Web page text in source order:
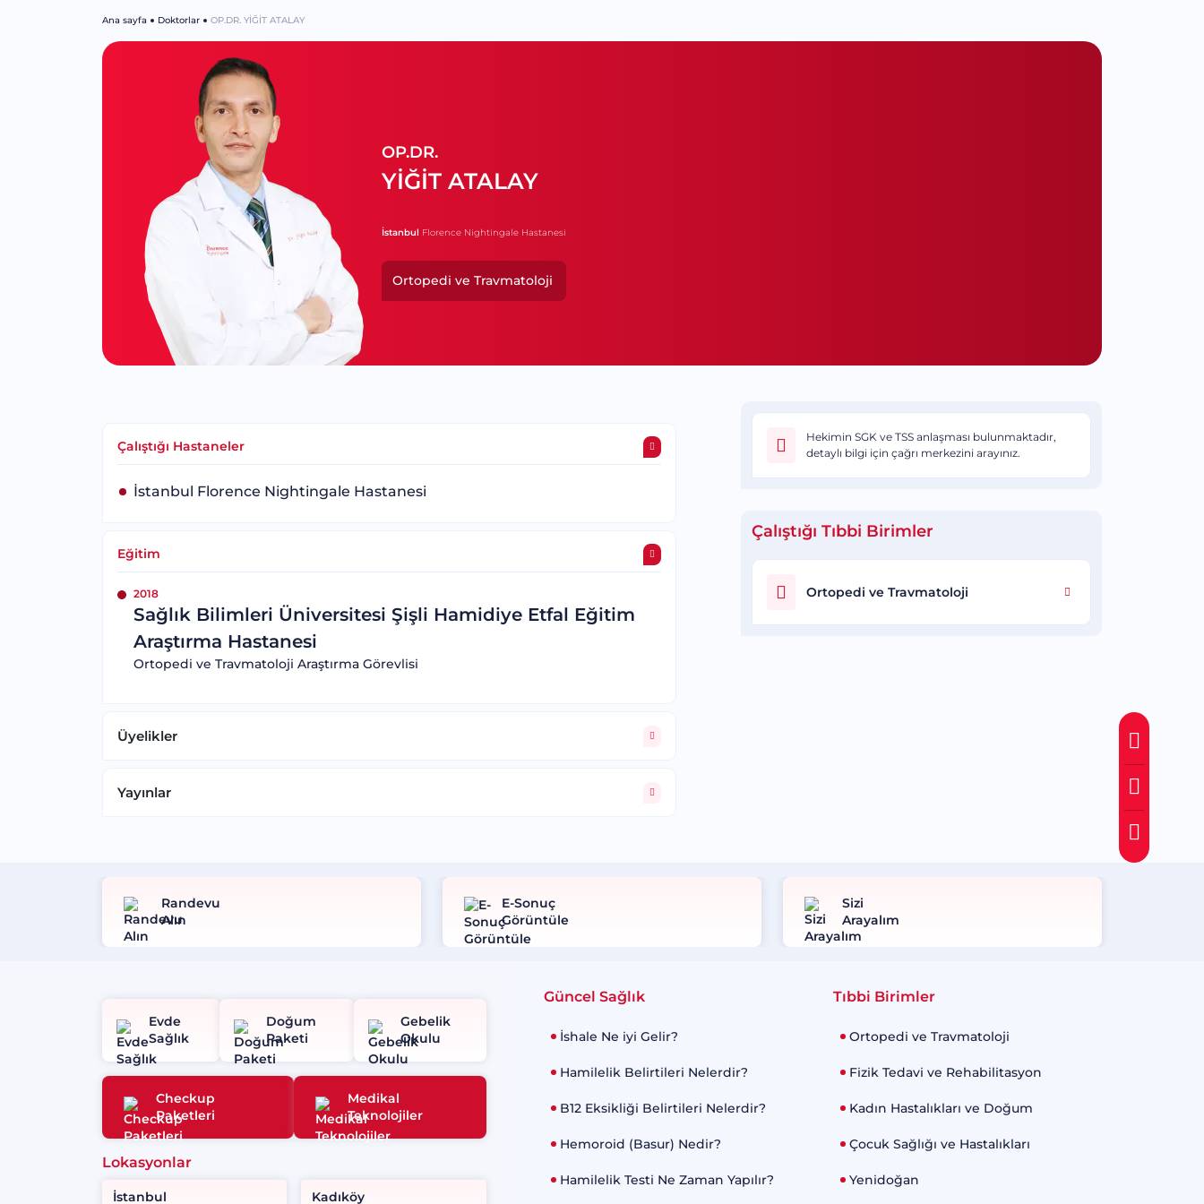
Ana sayfa Doktorlar OP.DR. YİĞİT ATALAY
OP.DR.
YİĞİT ATALAY
İstanbul Florence Nightingale Hastanesi
Ortopedi ve Travmatoloji
Çalıştığı Hastaneler
İstanbul Florence Nightingale Hastanesi
Eğitim
2018
Sağlık Bilimleri Üniversitesi Şişli Hamidiye Etfal Eğitim
Araştırma Hastanesi
Ortopedi ve Travmatoloji Araştırma Görevlisi
Üyelikler
Yayınlar
Hekimin SGK ve TSS anlaşması bulunmaktadır,
detaylı bilgi için çağrı merkezini arayınız.
Çalıştığı Tıbbi Birimler
Ortopedi ve Travmatoloji
Evde
Sağlık
Doğum
Paketi
Gebelik
Okulu
Checkup
Paketleri
Medikal
Teknolojiler
Lokasyonlar
İstanbul Kadıköy
Güncel Sağlık
İshale Ne iyi Gelir?
Hamilelik Belirtileri Nelerdir?
B12 Eksikliği Belirtileri Nelerdir?
Hemoroid (Basur) Nedir?
Hamilelik Testi Ne Zaman Yapılır?
Tıbbi Birimler
Ortopedi ve Travmatoloji
Fizik Tedavi ve Rehabilitasyon
Kadın Hastalıkları ve Doğum
Çocuk Sağlığı ve Hastalıkları
Yenidoğan
Randevu
Alın
E-Sonuç
Görüntüle
Sizi
Arayalım